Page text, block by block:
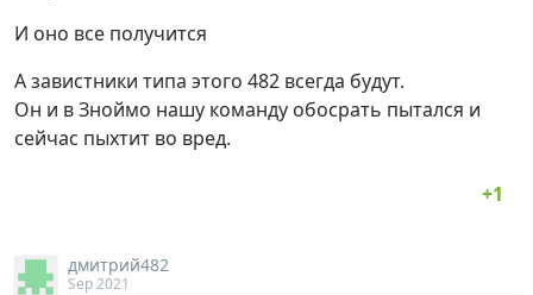
И оно все получится
А завистники типа этого 482 всегда будут.
Он и в Зноймо нашу команду обосрать пытался и
сейчас пыхтит во вред.
дмитрий482
Sep 2021